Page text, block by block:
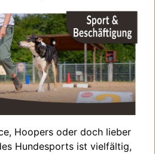
Hoopers oder doch lieber
Hundesports ist vielfältig,